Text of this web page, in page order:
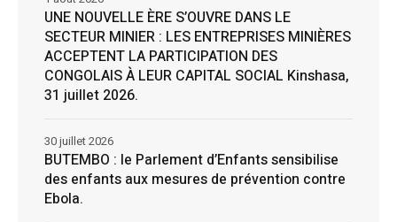
UNE NOUVELLE ÈRE S’OUVRE DANS LE
SECTEUR MINIER : LES ENTREPRISES MINIÈRES
ACCEPTENT LA PARTICIPATION DES
CONGOLAIS À LEUR CAPITAL SOCIAL Kinshasa,
31 juillet 2026.
BUTEMBO : le Parlement d’Enfants sensibilise
des enfants aux mesures de prévention contre
Ebola.
30 juillet 2026